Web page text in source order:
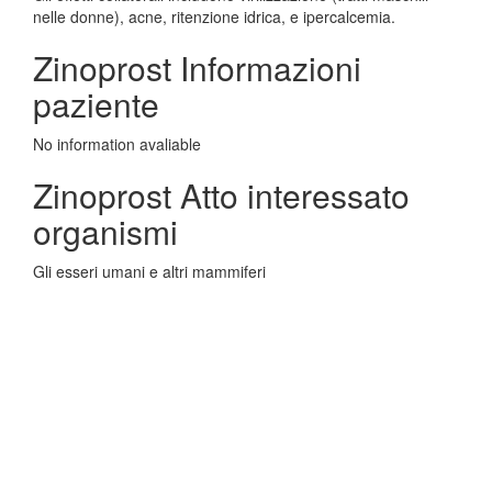
nelle donne), acne, ritenzione idrica, e ipercalcemia.
Zinoprost Informazioni
paziente
No information avaliable
Zinoprost Atto interessato
organismi
Gli esseri umani e altri mammiferi